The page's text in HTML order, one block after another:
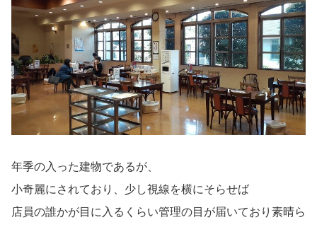
年季の入った建物であるが、
小奇麗にされており、少し視線を横にそらせば
店員の誰かが目に入るくらい管理の目が届いており素晴ら